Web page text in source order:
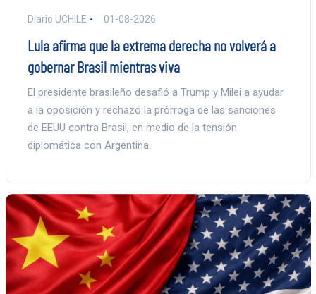
Diario UCHILE 01-08-2026
Lula afirma que la extrema derecha no volverá a
gobernar Brasil mientras viva
El presidente brasileño desafió a Trump y Milei a ayudar
a la oposición y rechazó la prórroga de las sanciones
de EEUU contra Brasil, en medio de la tensión
diplomática con Argentina.